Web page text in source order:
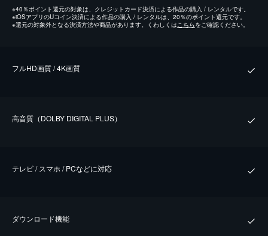
※40％ポイント還元の対象は、クレジットカード決済による作品の購入 / レンタルです。
※iOSアプリのUコイン決済による作品の購入 / レンタルは、20％のポイント還元です。
※還元の対象外となる決済方法や商品があります。くわしくは こちらをご確認ください。
フルHD画質 / 4K画質
⾼⾳質（DOLBY DIGITAL PLUS）
テレビ / スマホ / PCなどに対応
ダウンロード機能